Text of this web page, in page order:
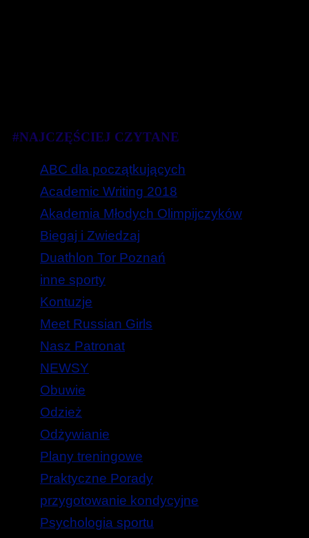
#NAJCZĘŚCIEJ CZYTANE
ABC dla początkujących
Academic Writing 2018
Akademia Młodych Olimpijczyków
Biegaj i Zwiedzaj
Duathlon Tor Poznań
inne sporty
Kontuzje
Meet Russian Girls
Nasz Patronat
NEWSY
Obuwie
Odzież
Odżywianie
Plany treningowe
Praktyczne Porady
przygotowanie kondycyjne
Psychologia sportu